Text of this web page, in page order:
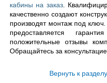
кабины на заказ .
качественно создают
производят монтаж под
предоставляется
положительные отзывы
Обращайтесь за
Вернуть к